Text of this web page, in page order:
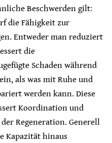
Beschwerden gilt:
die Fähigkeit zur
Entweder man reduziert
die
Schaden während
als was mit Ruhe und
werden kann. Diese
Koordination und
Regeneration. Generell
Kapazität hinaus